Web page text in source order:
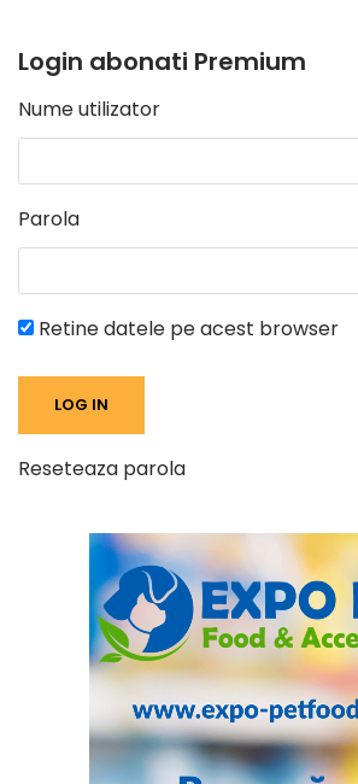
Login abonati Premium
Nume utilizator
Parola
Retine datele pe acest browser
Reseteaza parola